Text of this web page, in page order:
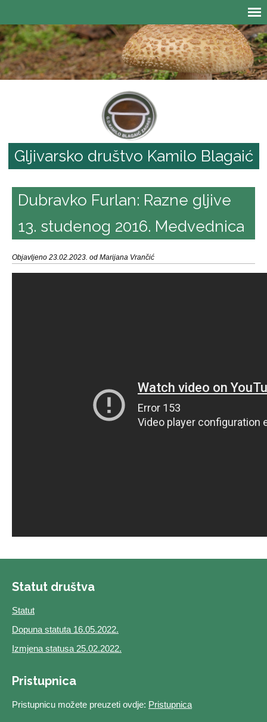
Gljivarsko društvo Kamilo Blagaić
Dubravko Furlan: Razne gljive
13. studenog 2016. Medvednica
Objavljeno 23.02.2023. od Marijana Vrančić
Statut društva
Statut
Dopuna statuta 16.05.2022.
Izmjena statusa 25.02.2022.
Pristupnica
Pristupnicu možete preuzeti ovdje: Pristupnica